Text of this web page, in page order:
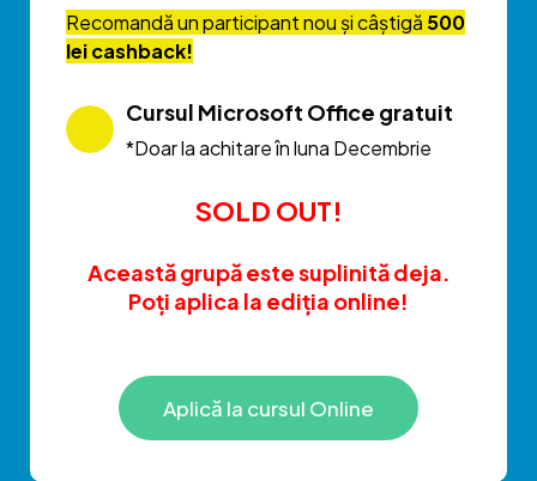
Recomandă un participant nou și câștigă 500
lei cashback!
Cursul Microsoft Office gratuit
*Doar la achitare în luna Decembrie
SOLD OUT!
Această grupă este suplinită deja.
Poți aplica la ediția online!
Aplică la cursul Online